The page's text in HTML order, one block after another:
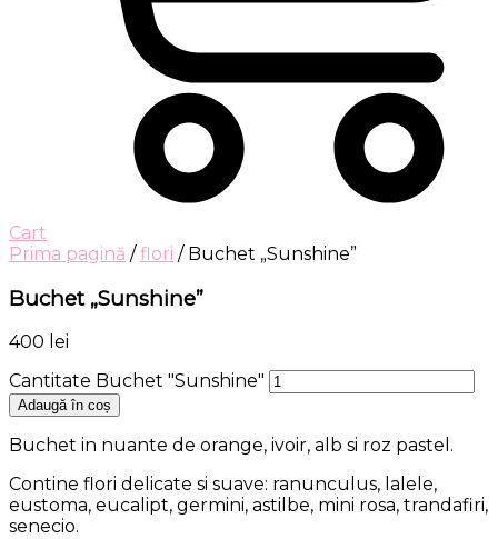
Cart
Prima pagină /flori / Buchet „Sunshine”
Buchet „Sunshine”
400 lei
Cantitate Buchet "Sunshine"
Adaugă în coș
Buchet in nuante de orange, ivoir, alb si roz pastel.
Contine flori delicate si suave: ranunculus, lalele,
eustoma, eucalipt, germini, astilbe, mini rosa, trandafiri,
senecio.